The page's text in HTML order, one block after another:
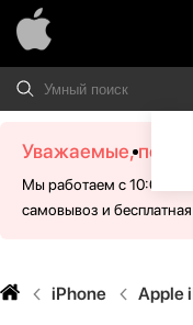
Уважаемые,
Мы работаем с 10:00 -
самовывоз и
iPhone Apple